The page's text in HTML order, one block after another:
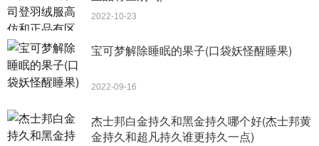
2022-10-23
宝可梦解除睡眠的果子(口袋妖怪醒睡果)
2022-09-16
杰士邦白金持久和黑金持久哪个好(杰士邦黄
金持久和超凡持久谁更持久一点)